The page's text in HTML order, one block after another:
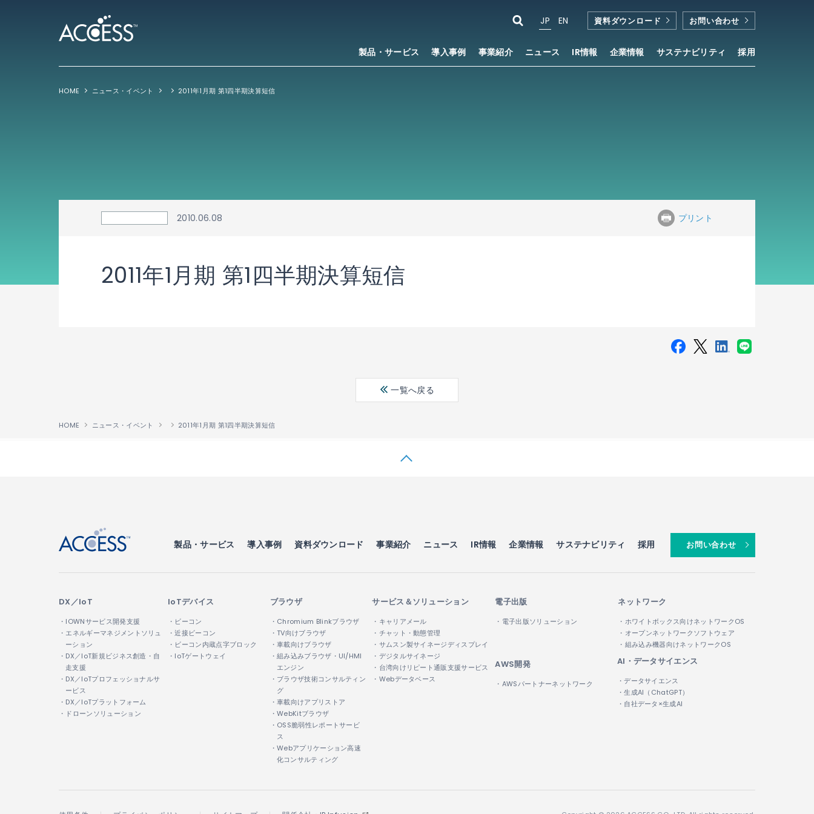
製品・サービス 導入事例 事業紹介 ニュース IR情報 企業情報 サステナビリティ 採用
JP EN 資料ダウンロード お問い合わせ
HOME ニュース・イベント 2011年1月期 第1四半期決算短信
2010.06.08 プリント
2011年1月期 第1四半期決算短信
一覧へ戻る
HOME ニュース・イベント 2011年1月期 第1四半期決算短信
製品・サービス 導入事例 資料ダウンロード 事業紹介 ニュース IR情報 企業情報 サステナビリティ 採用 お問い合わせ
DX／IoT
・IOWNサービス開発支援
・エネルギーマネジメントソリュ
ーション
・DX／IoT新規ビジネス創造・自
走支援
・DX／IoTプロフェッショナルサ
ービス
・DX／IoTプラットフォーム
・ドローンソリューション
IoTデバイス
・ビーコン
・近接ビーコン
・ビーコン内蔵点字ブロック
・IoTゲートウェイ
ブラウザ
・Chromium Blinkブラウザ
・TV向けブラウザ
・車載向けブラウザ
・組み込みブラウザ・UI/HMI
エンジン
・ブラウザ技術コンサルティン
グ
・車載向けアプリストア
・WebKitブラウザ
・OSS脆弱性レポートサービ
ス
・Webアプリケーション高速
化コンサルティング
サービス＆ソリューション
・キャリアメール
・チャット・動態管理
・サムスン製サイネージディスプレイ
・デジタルサイネージ
・台湾向けリピート通販支援サービス
・Webデータベース
電子出版
・電子出版ソリューション
ネットワーク
・ホワイトボックス向けネットワークOS
・オープンネットワークソフトウェア
・組み込み機器向けネットワークOS
AWS開発
・AWSパートナーネットワーク
AI・データサイエンス
・データサイエンス
・生成AI（ChatGPT）
・自社データ×生成AI